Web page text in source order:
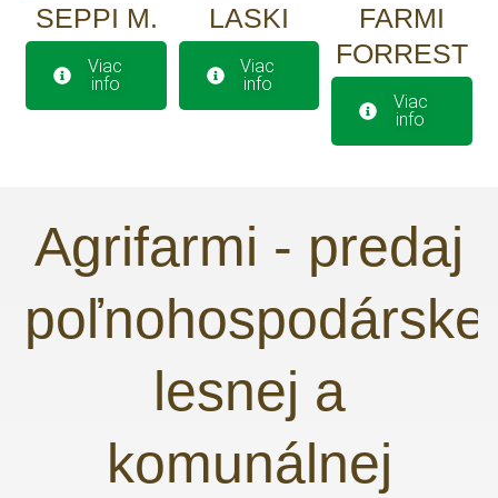
SEPPI M.
Viac
info
LASKI
Viac
info
FARMI
FORREST
Viac
info
Agrifarmi - predaj
lesnej a
komunálnej